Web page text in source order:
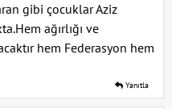
gibi çocuklar Aziz
ağırlığı ve
hem Federasyon hem
Yanıtla